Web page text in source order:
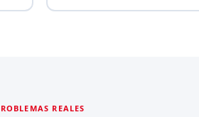
REALES